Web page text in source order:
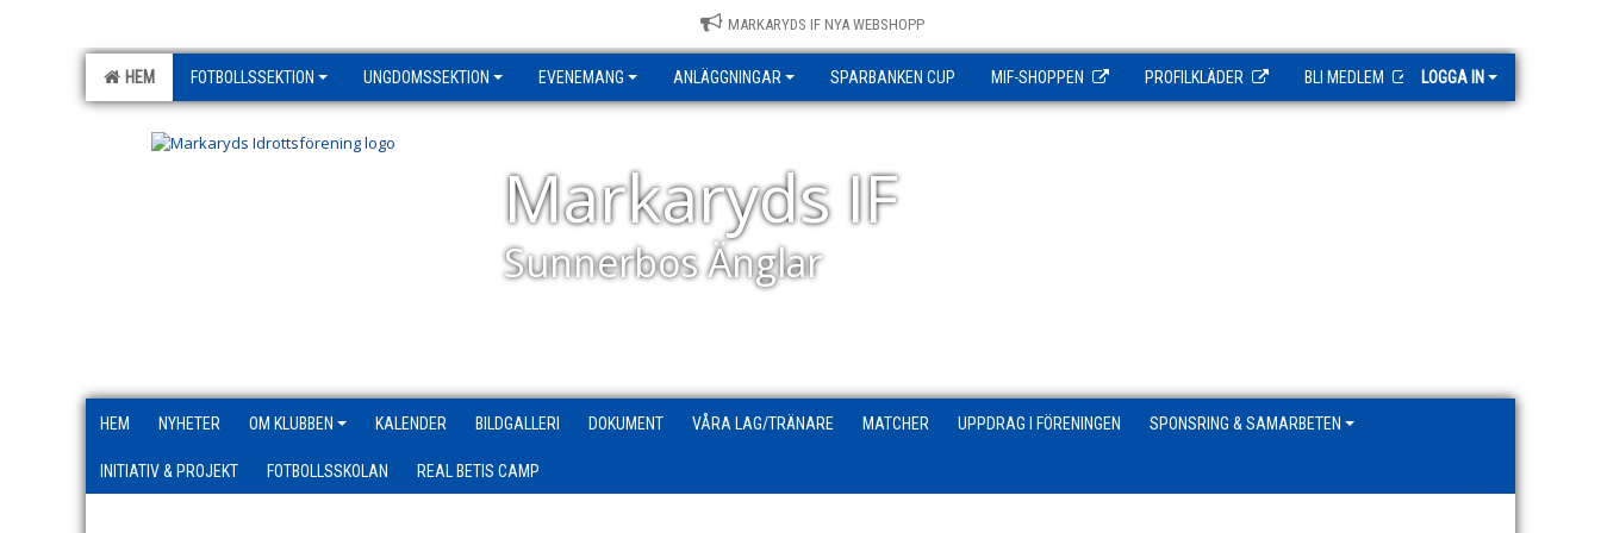
MARKARYDS IF NYA WEBSHOPP
HEM FOTBOLLSSEKTION UNGDOMSSEKTION EVENEMANG ANLÄGGNINGAR SPARBANKEN CUP MIF-SHOPPEN PROFILKLÄDER BLI MEDLEM LOGGA IN
Markaryds IF
Sunnerbos Änglar
HEM NYHETER OM KLUBBEN KALENDER BILDGALLERI DOKUMENT VÅRA LAG/TRÄNARE MATCHER UPPDRAG I FÖRENINGEN SPONSRING & SAMARBETEN
INITIATIV & PROJEKT FOTBOLLSSKOLAN REAL BETIS CAMP